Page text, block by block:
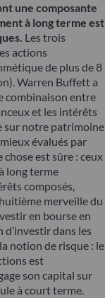
une composante
à long terme est
Les trois
actions
de plus de 8
Warren Buffett a
combinaison entre
et les intérêts
sur notre patrimoine
évalués par
chose est sûre : ceux
long terme
composés,
merveille du
en bourse en
d’investir dans les
notion de risque : le
est
son capital sur
à court terme.